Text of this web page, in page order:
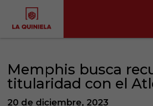
Memphis busca
titularidad con el
20 de diciembre, 2023